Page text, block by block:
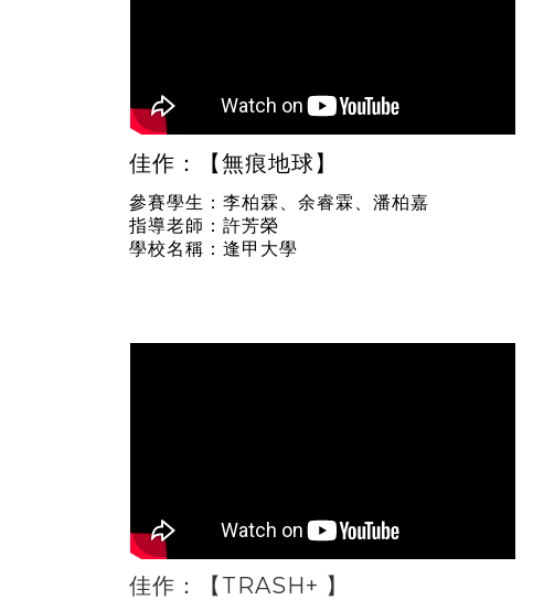
佳作：【無痕地球】
參賽學生：李柏霖、余睿霖、潘柏嘉
指導老師：許芳榮
學校名稱：逢甲大學
佳作：【TRASH+ 】